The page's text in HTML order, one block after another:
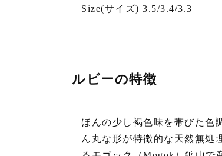
Size(サイズ) 3.5/3.4/3.3
ルビーの特徴
ほんの少し褐色味を帯びた色
ん丸な形が特徴的な天然無処